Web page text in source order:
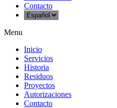
Contacto
Menu
Inicio
Servicios
Historia
Residuos
Proyectos
Autorizaciones
Contacto